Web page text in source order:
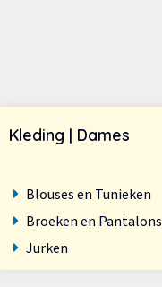
Kleding | Dames
Blouses en Tunieken
Broeken en Pantalons
Jurken